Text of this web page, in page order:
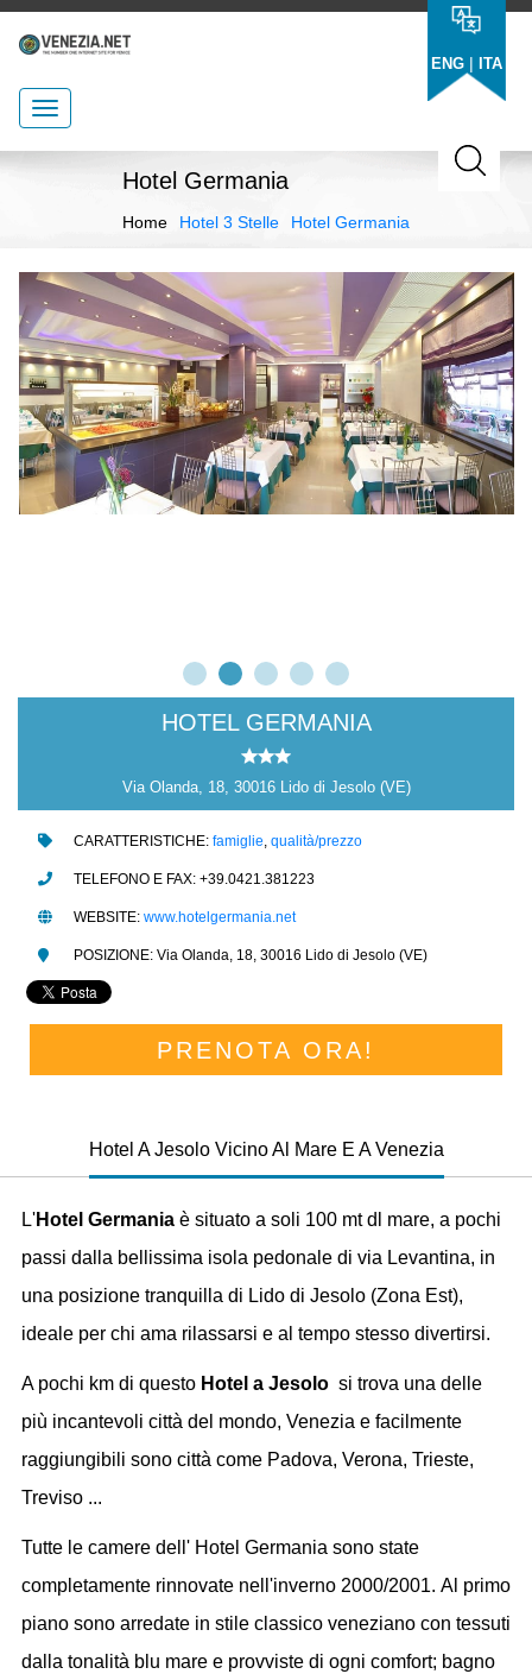
ENG | ITA
Hotel Germania
Home Hotel 3 Stelle Hotel Germania
HOTEL GERMANIA
Via Olanda, 18, 30016 Lido di Jesolo (VE)
CARATTERISTICHE: famiglie, qualità/prezzo
TELEFONO E FAX: +39.0421.381223
WEBSITE: www.hotelgermania.net
POSIZIONE: Via Olanda, 18, 30016 Lido di Jesolo (VE)
PRENOTA ORA!
Hotel A Jesolo Vicino Al Mare E A Venezia
L'Hotel Germaniaè situato a soli 100 mt dl mare, a pochi
passi dalla bellissima isola pedonale di via Levantina, in
una posizione tranquilla di Lido di Jesolo (Zona Est),
ideale per chi ama rilassarsi e al tempo stesso divertirsi.
A pochi km di questo Hotel a Jesolosi trova una delle
più incantevoli città del mondo, Venezia e facilmente
raggiungibili sono città come Padova, Verona, Trieste,
Treviso ...
Tutte le camere dell' Hotel Germania sono state
completamente rinnovate nell'inverno 2000/2001. Al primo
piano sono arredate in stile classico veneziano con tessuti
dalla tonalità blu mare e provviste di ogni comfort; bagno